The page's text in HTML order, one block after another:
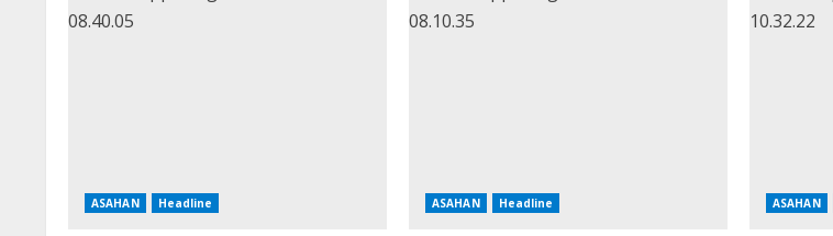
ASAHAN Headline ASAHAN Headline ASAHAN